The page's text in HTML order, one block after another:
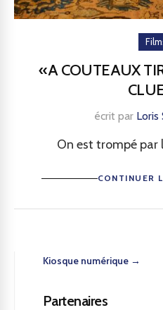
«A COUTEAUX
écrit par Loris
On est trompé par
CONTINUER
Kiosque numérique →
Partenaires